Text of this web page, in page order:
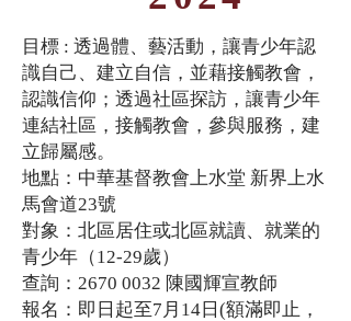
目標 : 透過體、藝活動，讓青少年認
識自己、建立自信，並藉接觸教會，
認識信仰； 透過社區探訪，讓青少年
連結社區，接觸教會，參與服務，建
立歸屬感。
地點：中華基督教會上水堂 新界上水
馬會道23號
對象：北區居住或北區就讀、就業的
青少年（12-29歲）
查詢：2670 0032 陳國輝宣教師
報名：即日起至7月14日(額滿即止，